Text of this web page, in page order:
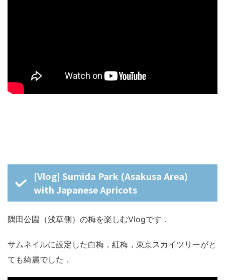
[Vlog] Sumida Park (Asakusa Area)
with Japanese Apricots
隅田公園（浅草側）の梅を楽しむVlogです．
サムネイルに設定した白梅，紅梅，東京スカイツリーがと
ても綺麗でした．